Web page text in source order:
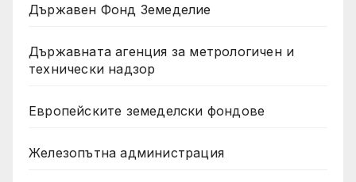
Държавен Фонд Земеделие
Държавната агенция за метрологичен и
технически надзор
Европейските земеделски фондове
Железопътна администрация